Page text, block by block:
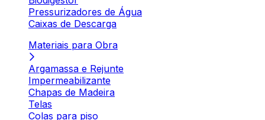
Pressurizadores de Água
Caixas de Descarga
Materiais para Obra
Argamassa e Rejunte
Impermeabilizante
Chapas de Madeira
Telas
Colas para piso